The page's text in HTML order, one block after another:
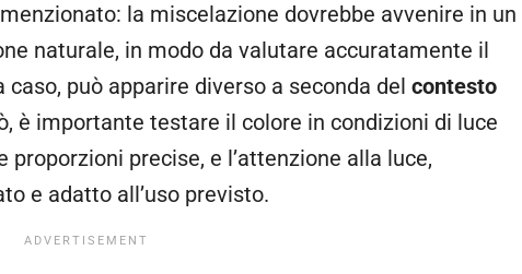
la miscelazione dovrebbe avvenire in un
naturale, in modo da valutare accuratamente il
può apparire diverso a seconda del contesto
è importante testare il colore in condizioni di luce
precise, e l’attenzione alla luce,
e adatto all’uso previsto.